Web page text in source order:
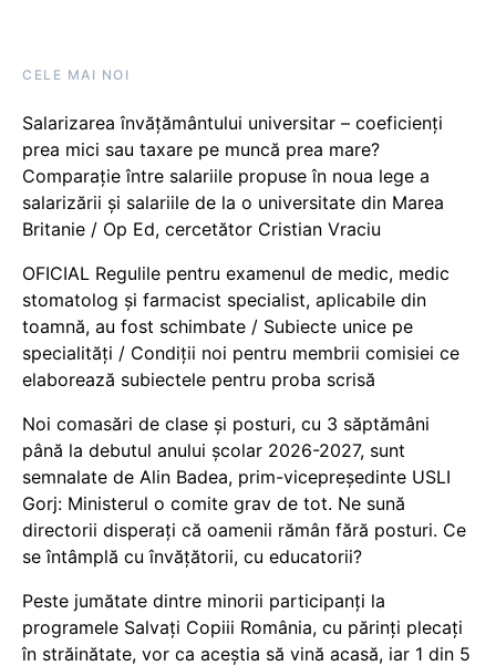
CELE MAI NOI
Salarizarea învățământului universitar – coeficienți
prea mici sau taxare pe muncă prea mare?
Comparație între salariile propuse în noua lege a
salarizării și salariile de la o universitate din Marea
Britanie / Op Ed, cercetător Cristian Vraciu
OFICIAL Regulile pentru examenul de medic, medic
stomatolog și farmacist specialist, aplicabile din
toamnă, au fost schimbate / Subiecte unice pe
specialități / Condiții noi pentru membrii comisiei ce
elaborează subiectele pentru proba scrisă
Noi comasări de clase și posturi, cu 3 săptămâni
până la debutul anului școlar 2026-2027, sunt
semnalate de Alin Badea, prim-vicepreședinte USLI
Gorj: Ministerul o comite grav de tot. Ne sună
directorii disperați că oamenii rămân fără posturi. Ce
se întâmplă cu învățătorii, cu educatorii?
Peste jumătate dintre minorii participanți la
programele Salvați Copiii România, cu părinți plecați
în străinătate, vor ca aceștia să vină acasă, iar 1 din 5